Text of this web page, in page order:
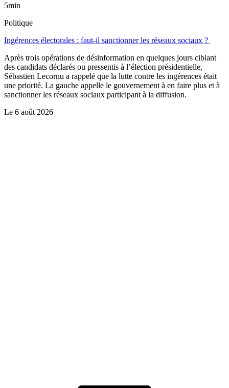
5min
Politique
Ingérences électorales : faut-il sanctionner les réseaux sociaux ?
Après trois opérations de désinformation en quelques jours ciblant
des candidats déclarés ou pressentis à l’élection présidentielle,
Sébastien Lecornu a rappelé que la lutte contre les ingérences était
une priorité. La gauche appelle le gouvernement à en faire plus et à
sanctionner les réseaux sociaux participant à la diffusion.
Le 6 août 2026